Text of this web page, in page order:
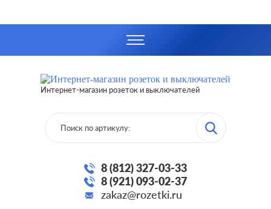
Интернет-магазин розеток и выключателей
8 (812) 327-03-33
8 (921) 093-02-37
zakaz@rozetki.ru